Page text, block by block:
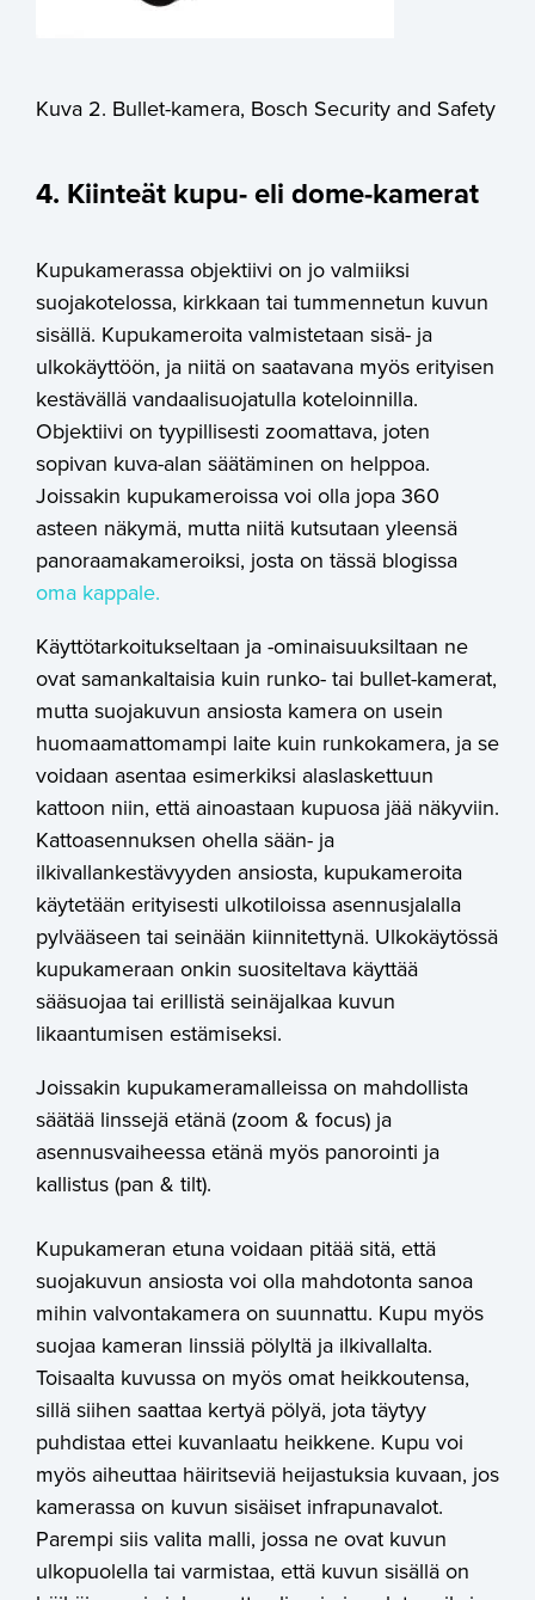
Kuva 2. Bullet-kamera, Bosch Security and Safety
4. Kiinteät kupu- eli dome-kamerat
Kupukamerassa objektiivi on jo valmiiksi
suojakotelossa, kirkkaan tai tummennetun kuvun
sisällä. Kupukameroita valmistetaan sisä- ja
ulkokäyttöön, ja niitä on saatavana myös erityisen
kestävällä vandaalisuojatulla koteloinnilla.
Objektiivi on tyypillisesti zoomattava, joten
sopivan kuva-alan säätäminen on helppoa.
Joissakin kupukameroissa voi olla jopa 360
asteen näkymä, mutta niitä kutsutaan yleensä
panoraamakameroiksi, josta on tässä blogissa
oma kappale.
Käyttötarkoitukseltaan ja -ominaisuuksiltaan ne
ovat samankaltaisia kuin runko- tai bullet-kamerat,
mutta suojakuvun ansiosta kamera on usein
huomaamattomampi laite kuin runkokamera, ja se
voidaan asentaa esimerkiksi alaslaskettuun
kattoon niin, että ainoastaan kupuosa jää näkyviin.
Kattoasennuksen ohella sään- ja
ilkivallankestävyyden ansiosta, kupukameroita
käytetään erityisesti ulkotiloissa asennusjalalla
pylvääseen tai seinään kiinnitettynä. Ulkokäytössä
kupukameraan onkin suositeltava käyttää
sääsuojaa tai erillistä seinäjalkaa kuvun
likaantumisen estämiseksi.
Joissakin kupukameramalleissa on mahdollista
säätää linssejä etänä (zoom & focus) ja
asennusvaiheessa etänä myös panorointi ja
kallistus (pan & tilt).
Kupukameran etuna voidaan pitää sitä, että
suojakuvun ansiosta voi olla mahdotonta sanoa
mihin valvontakamera on suunnattu. Kupu myös
suojaa kameran linssiä pölyltä ja ilkivallalta.
Toisaalta kuvussa on myös omat heikkoutensa,
sillä siihen saattaa kertyä pölyä, jota täytyy
puhdistaa ettei kuvanlaatu heikkene. Kupu voi
myös aiheuttaa häiritseviä heijastuksia kuvaan, jos
kamerassa on kuvun sisäiset infrapunavalot.
Parempi siis valita malli, jossa ne ovat kuvun
ulkopuolella tai varmistaa, että kuvun sisällä on